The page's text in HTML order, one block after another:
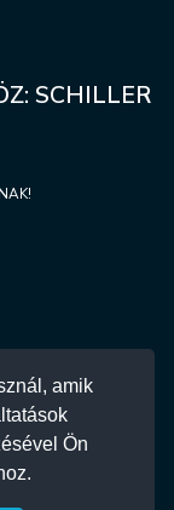
amik
Ön
SCHILLER
9:00 - 17:00
70 339 1403